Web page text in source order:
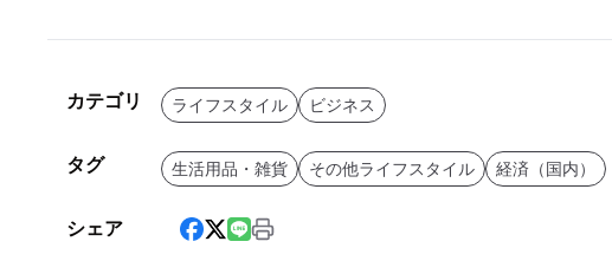
カテゴリ ライフスタイル ビジネス
タグ 生活用品・雑貨 その他ライフスタイル 経済（国内）
シェア